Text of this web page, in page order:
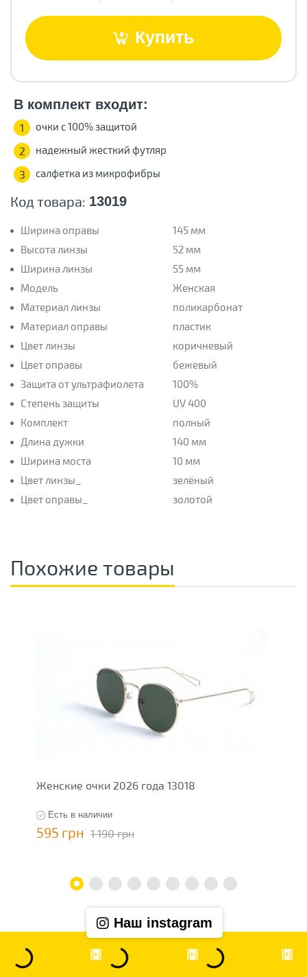
Код товара: 13019
Ширина оправы
145 мм
Высота линзы
52 мм
Ширина линзы
55 мм
Модель
Женская
Материал линзы
поликарбонат
Материал оправы
пластик
Цвет линзы
коричневый
Цвет оправы
бежевый
Защита от ультрафиолета
100%
Степень защиты
UV 400
Комплект
полный
Длина дужки
140 мм
Ширина моста
10 мм
Цвет линзы_
зелёный
Цвет оправы_
золотой
Купить
В комплект входит:
1 очки с 100% защитой
2 надежный жесткий футляр
3 салфетка из микрофибры
Похожие товары
Женские очки 2026 года 13018
Есть в наличии
595 грн 1 190 грн
Наш instagram